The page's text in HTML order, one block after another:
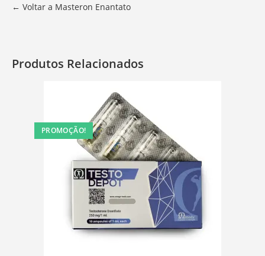
← Voltar a Masteron Enantato
Produtos Relacionados
PROMOÇÃO!